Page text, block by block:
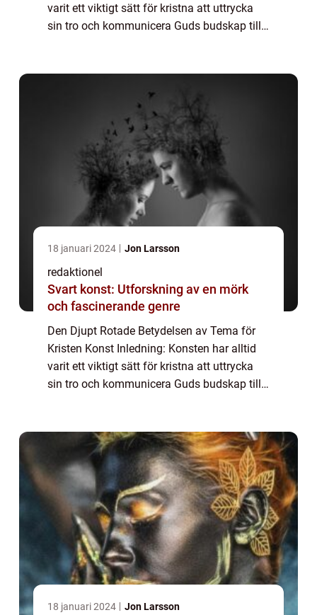
varit ett viktigt sätt för kristna att uttrycka
sin tro och kommunicera Guds budskap till
18 januari 2024 Jon Larsson
redaktionel
Svart konst: Utforskning av en mörk
och fascinerande genre
Den Djupt Rotade Betydelsen av Tema för
Kristen Konst Inledning: Konsten har alltid
varit ett viktigt sätt för kristna att uttrycka
sin tro och kommunicera Guds budskap till
18 januari 2024 Jon Larsson